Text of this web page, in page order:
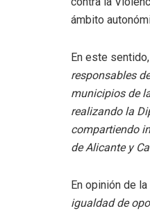
ámbito
En este
responsables
municipios de
realizando la
compartiendo
de Alicante y
En opinión de la
igualdad de